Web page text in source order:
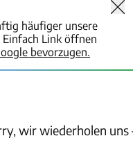
häufiger unsere
Link öffnen
bevorzugen.
wir wiederholen uns